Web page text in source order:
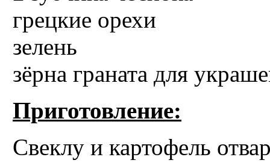
грецкие орехи
зелень
зёрна граната для
Приготовление:
Свеклу и картофель